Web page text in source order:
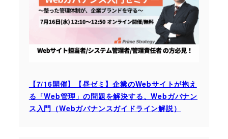
【7/16開催】【昼ゼミ】企業のWebサイトが抱え
る「Web管理」の問題を解決する、Webガバナン
ス入門（Webガバナンスガイドライン解説）